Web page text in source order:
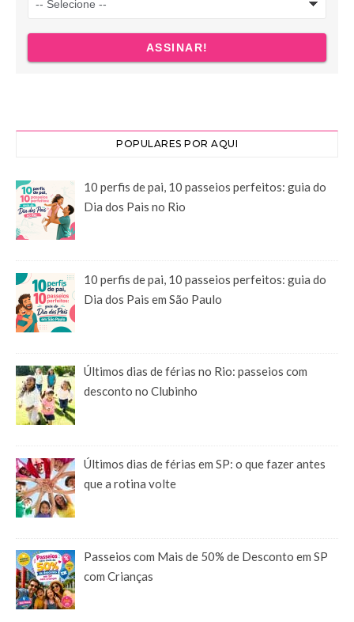
POPULARES POR AQUI
10 perfis de pai, 10 passeios perfeitos: guia do
Dia dos Pais no Rio
10 perfis de pai, 10 passeios perfeitos: guia do
Dia dos Pais em São Paulo
Últimos dias de férias no Rio: passeios com
desconto no Clubinho
Últimos dias de férias em SP: o que fazer antes
que a rotina volte
Passeios com Mais de 50% de Desconto em SP
com Crianças